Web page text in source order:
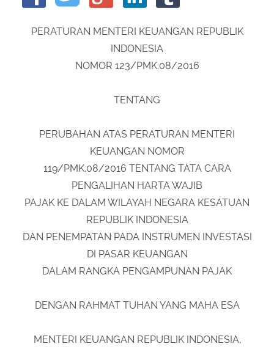
Peraturan Pengampunan Pajak
Infografis Pengampunan Pajak
About Us
Q & A Pajak
PERATURAN MENTERI KEUANGAN REPUBLIK
INDONESIA
NOMOR 123/PMK.08/2016
TENTANG
PERUBAHAN ATAS PERATURAN MENTERI
KEUANGAN NOMOR
119/PMK.08/2016 TENTANG TATA CARA
PENGALIHAN HARTA WAJIB
PAJAK KE DALAM WILAYAH NEGARA KESATUAN
REPUBLIK INDONESIA
DAN PENEMPATAN PADA INSTRUMEN INVESTASI
DI PASAR KEUANGAN
DALAM RANGKA PENGAMPUNAN PAJAK
DENGAN RAHMAT TUHAN YANG MAHA ESA
MENTERI KEUANGAN REPUBLIK INDONESIA,